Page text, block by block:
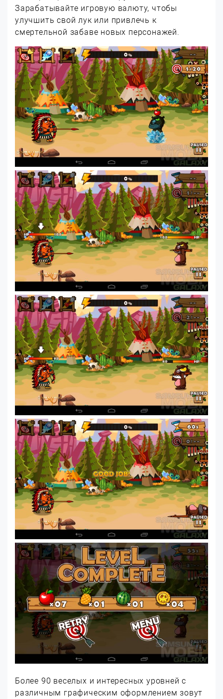
Зарабатывайте игровую валюту, чтобы
улучшить свой лук или привлечь к
смертельной забаве новых персонажей.
Более 90 веселых и интересных уровней с
различным графическим оформлением зовут